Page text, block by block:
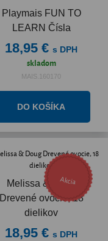
Playmais FUN TO
LEARN Čísla
18,95 € s DPH
skladom
MAIS.160170
Melissa & Doug
Drevené ovocie, 18
dielikov
Akcia
18,95 € s DPH